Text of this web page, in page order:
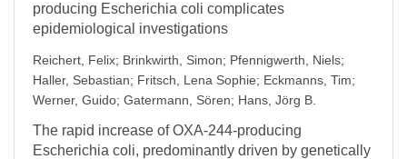
producing Escherichia coli complicates
epidemiological investigations
Reichert, Felix; Brinkwirth, Simon; Pfennigwerth, Niels;
Haller, Sebastian; Fritsch, Lena Sophie; Eckmanns, Tim;
Werner, Guido; Gatermann, Sören; Hans, Jörg B.
The rapid increase of OXA-244-producing
Escherichia coli, predominantly driven by genetically